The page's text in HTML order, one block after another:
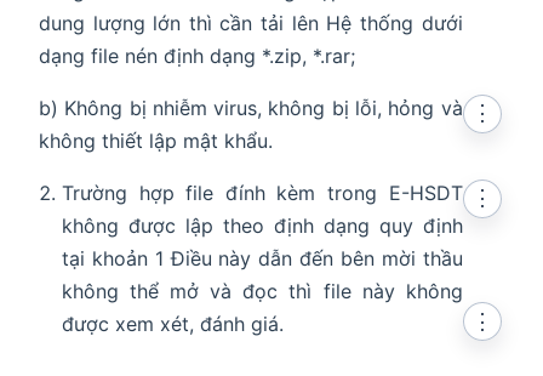
dung lượng lớn thì cần tải lên Hệ thống dưới
dạng file nén định dạng *.zip, *.rar;
b) Không bị nhiễm virus, không bị lỗi, hỏng và
không thiết lập mật khẩu.
⋮
Trường hợp file đính kèm trong E-HSDT
không được lập theo định dạng quy định
tại khoản 1 Điều này dẫn đến bên mời thầu
không thể mở và đọc thì file này không
được xem xét, đánh giá.
⋮
⋮